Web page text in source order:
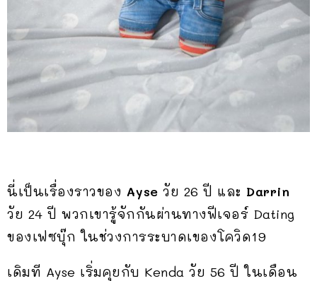
นี่เป็นเรื่องราวของ Ayse วัย 26 ปี และ Darrin
วัย 24 ปี พวกเขารู้จักกันผ่านทางฟีเจอร์ Dating
ของเฟซบุ๊ก ในช่วงการระบาดเของโควิด19
เดิมที Ayse เริ่มคุยกับ Kenda วัย 56 ปี ในเดือน